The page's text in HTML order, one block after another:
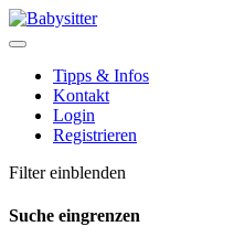
Tipps & Infos
Kontakt
Login
Registrieren
Filter einblenden
Suche eingrenzen